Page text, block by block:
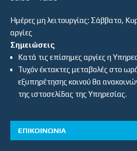
Ημέρες μη λειτουργίας: Σάββατο,
αργίες
Σημειώσεις
Κατά τις επίσημες αργίες η
Τυχόν έκτακτες μεταβολές στο
εξυπηρέτησης κοινού θα
της ιστοσελίδας της Υπηρεσίας.
ΕΠΙΚΟΙΝΩΝΙΑ